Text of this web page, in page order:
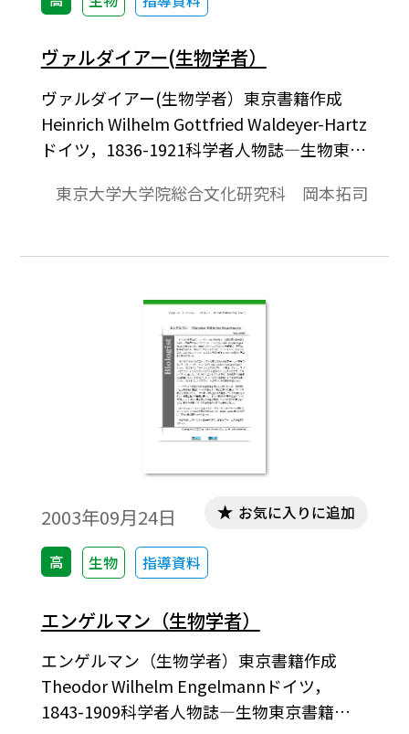
ヴァルダイアー(生物学者）
ヴァルダイアー(生物学者）東京書籍作成
Heinrich Wilhelm Gottfried Waldeyer-Hartz
ドイツ，1836-1921科学者人物誌―生物東京
1916年に貴族に列せられて，公式にはvon
土地管理者，母親は教師だった。1856年に
学を学ぶ。しかし，その大学で優れた解剖
学者ヘンレ(Friedrich Gustav Jacob Henle)
と出会い，医学を専攻することにした。後
にグライフスヴァルト大学の解剖学研究所
の助手となり，ベルリン大学に移って1861
年に医学博士号を取得し，翌年には教授資
東京大学大学院総合文化研究科 岡本拓司
2003年09月24日
高 生物 指導資料
お気に入りに追加
エンゲルマン（生物学者）
エンゲルマン（生物学者）東京書籍作成
Theodor Wilhelm Engelmannドイツ，
1843-1909科学者人物誌―生物東京書籍